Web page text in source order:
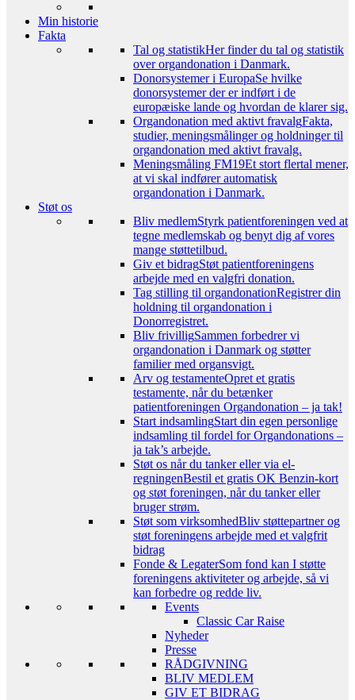
Min historie
Fakta
Tal og statistikHer finder du tal og statistik
over organdonation i Danmark.
Donorsystemer i EuropaSe hvilke
donorsystemer der er indført i de
europæiske lande og hvordan de klarer sig.
Organdonation med aktivt fravalgFakta,
studier, meningsmålinger og holdninger til
organdonation med aktivt fravalg.
Meningsmåling FM19Et stort flertal mener,
at vi skal indfører automatisk
organdonation i Danmark.
Støt os
Bliv medlemStyrk patientforeningen ved at
tegne medlemskab og benyt dig af vores
mange støttetilbud.
Giv et bidragStøt patientforeningens
arbejde med en valgfri donation.
Tag stilling til organdonationRegistrer din
holdning til organdonation i
Donorregistret.
Bliv frivilligSammen forbedrer vi
organdonation i Danmark og støtter
familier med organsvigt.
Arv og testamenteOpret et gratis
testamente, når du betænker
patientforeningen Organdonation – ja tak!
Start indsamlingStart din egen personlige
indsamling til fordel for Organdonations –
ja tak’s arbejde.
Støt os når du tanker eller via el-
regningenBestil et gratis OK Benzin-kort
og støt foreningen, når du tanker eller
bruger strøm.
Støt som virksomhedBliv støttepartner og
støt foreningens arbejde med et valgfrit
bidrag
Fonde & LegaterSom fond kan I støtte
foreningens aktiviteter og arbejde, så vi
kan forbedre og redde liv.
Events
Classic Car Raise
Nyheder
Presse
RÅDGIVNING
BLIV MEDLEM
GIV ET BIDRAG